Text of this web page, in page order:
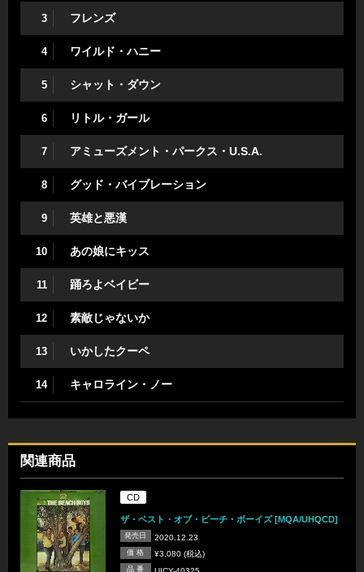
3 フレンズ
4 ワイルド・ハニー
5 シャット・ダウン
6 リトル・ガール
7 アミューズメント・パークス・U.S.A.
8 グッド・バイブレーション
9 英雄と悪漢
10 あの娘にキッス
11 踊ろよベイビー
12 素敵じゃないか
13 いかしたクーペ
14 キャロライン・ノー
関連商品
CD
ザ・ベスト・オブ・ビーチ・ボーイズ [MQA/UHQCD]
発売日 2020.12.23
価 格 ¥3,080 (税込)
品 番